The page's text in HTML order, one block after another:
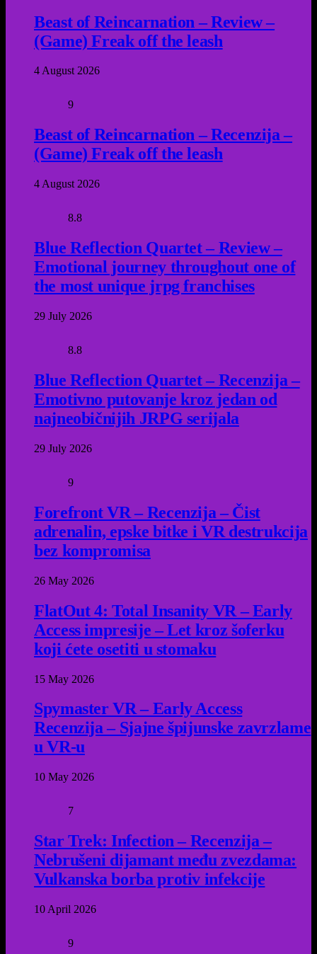
Beast of Reincarnation – Review –
(Game) Freak off the leash
4 August 2026
9
Beast of Reincarnation – Recenzija –
(Game) Freak off the leash
4 August 2026
8.8
Blue Reflection Quartet – Review –
Emotional journey throughout one of
the most unique jrpg franchises
29 July 2026
8.8
Blue Reflection Quartet – Recenzija –
Emotivno putovanje kroz jedan od
najneobičnijih JRPG serijala
29 July 2026
9
Forefront VR – Recenzija – Čist
adrenalin, epske bitke i VR destrukcija
bez kompromisa
26 May 2026
FlatOut 4: Total Insanity VR – Early
Access impresije – Let kroz šoferku
koji ćete osetiti u stomaku
15 May 2026
Spymaster VR – Early Access
Recenzija – Sjajne špijunske zavrzlame
u VR-u
10 May 2026
7
Star Trek: Infection – Recenzija –
Nebrušeni dijamant među zvezdama:
Vulkanska borba protiv infekcije
10 April 2026
9